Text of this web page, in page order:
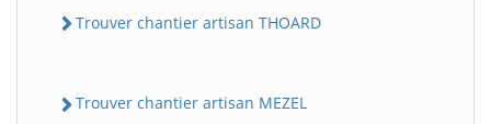
Trouver chantier artisan THOARD
Trouver chantier artisan MEZEL